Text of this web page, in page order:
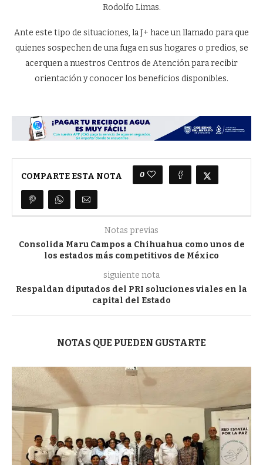
Rodolfo Limas.
Ante este tipo de situaciones, la J+ hace un llamado para que
quienes sospechen de una fuga en sus hogares o predios, se
acerquen a nuestros Centros de Atención para recibir
orientación y conocer los beneficios disponibles.
COMPARTE ESTA NOTA 0
Notas previas
Consolida Maru Campos a Chihuahua como unos de
los estados más competitivos de México
siguiente nota
Respaldan diputados del PRI soluciones viales en la
capital del Estado
NOTAS QUE PUEDEN GUSTARTE